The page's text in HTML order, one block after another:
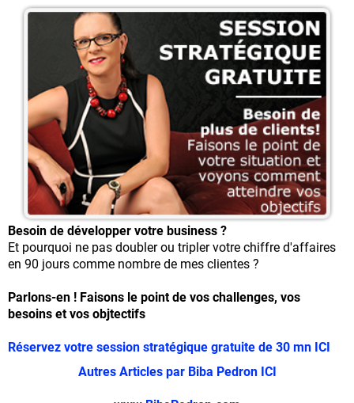
Besoin de développer votre business ?
Et pourquoi ne pas doubler ou tripler votre chiffre d'affaires
en 90 jours comme nombre de mes clientes ?
Parlons-en ! Faisons le point de vos challenges, vos
besoins et vos objtectifs
Réservez votre session stratégique gratuite de 30 mn ICI
Autres Articles par Biba Pedron ICI